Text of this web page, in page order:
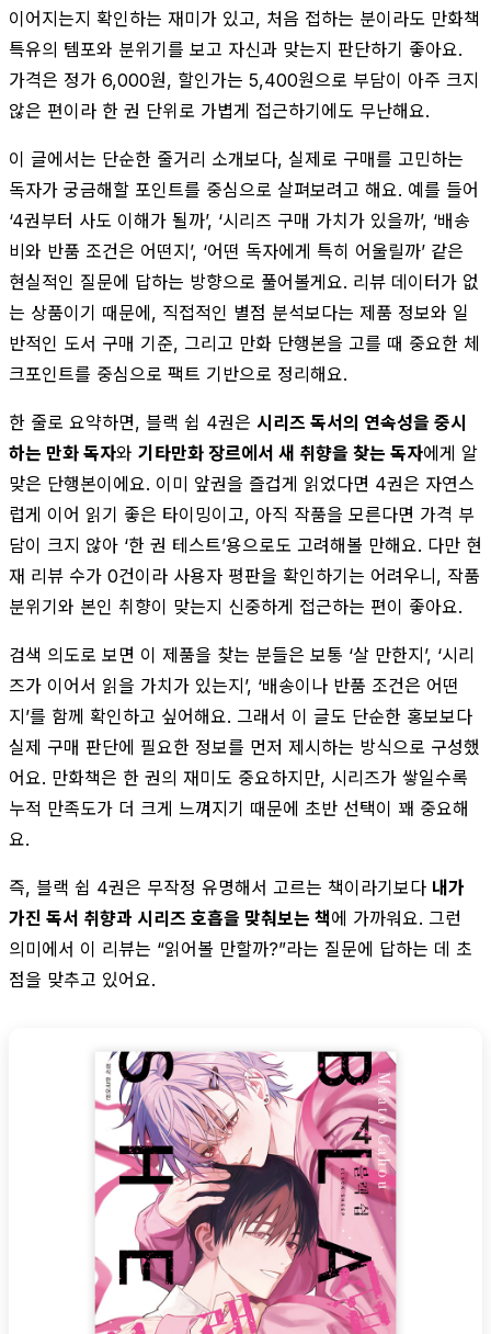
이어지는지 확인하는 재미가 있고, 처음 접하는 분이라도 만화책
특유의 템포와 분위기를 보고 자신과 맞는지 판단하기 좋아요.
가격은 정가 6,000원, 할인가는 5,400원으로 부담이 아주 크지
않은 편이라 한 권 단위로 가볍게 접근하기에도 무난해요.
이 글에서는 단순한 줄거리 소개보다, 실제로 구매를 고민하는
독자가 궁금해할 포인트를 중심으로 살펴보려고 해요. 예를 들어
‘4권부터 사도 이해가 될까’, ‘시리즈 구매 가치가 있을까’, ‘배송
비와 반품 조건은 어떤지’, ‘어떤 독자에게 특히 어울릴까’ 같은
현실적인 질문에 답하는 방향으로 풀어볼게요. 리뷰 데이터가 없
는 상품이기 때문에, 직접적인 별점 분석보다는 제품 정보와 일
반적인 도서 구매 기준, 그리고 만화 단행본을 고를 때 중요한 체
크포인트를 중심으로 팩트 기반으로 정리해요.
한 줄로 요약하면, 블랙 쉽 4권은 시리즈 독서의 연속성을 중시
하는 만화 독자와 기타만화 장르에서 새 취향을 찾는 독자에게 알
맞은 단행본이에요. 이미 앞권을 즐겁게 읽었다면 4권은 자연스
럽게 이어 읽기 좋은 타이밍이고, 아직 작품을 모른다면 가격 부
담이 크지 않아 ‘한 권 테스트’용으로도 고려해볼 만해요. 다만 현
재 리뷰 수가 0건이라 사용자 평판을 확인하기는 어려우니, 작품
분위기와 본인 취향이 맞는지 신중하게 접근하는 편이 좋아요.
검색 의도로 보면 이 제품을 찾는 분들은 보통 ‘살 만한지’, ‘시리
즈가 이어서 읽을 가치가 있는지’, ‘배송이나 반품 조건은 어떤
지’를 함께 확인하고 싶어해요. 그래서 이 글도 단순한 홍보보다
실제 구매 판단에 필요한 정보를 먼저 제시하는 방식으로 구성했
어요. 만화책은 한 권의 재미도 중요하지만, 시리즈가 쌓일수록
누적 만족도가 더 크게 느껴지기 때문에 초반 선택이 꽤 중요해
요.
즉, 블랙 쉽 4권은 무작정 유명해서 고르는 책이라기보다 내가
가진 독서 취향과 시리즈 호흡을 맞춰보는 책에 가까워요. 그런
의미에서 이 리뷰는 “읽어볼 만할까?”라는 질문에 답하는 데 초
점을 맞추고 있어요.